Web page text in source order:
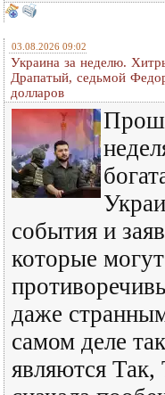
03.08.2026 09:02
Украина за неделю.
Драпатый, седьмой
долларов
события и
которые могут
даже
самом деле
являются